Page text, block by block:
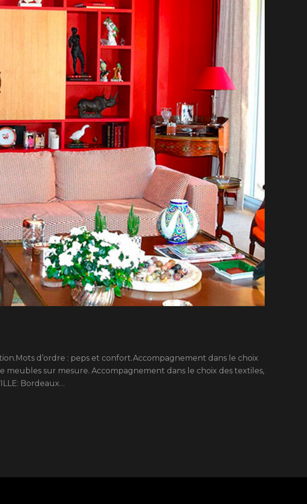
d’ordre : peps et confort.Accompagnement dans le choix
meubles sur mesure. Accompagnement dans le choix des textiles,
Bordeaux…